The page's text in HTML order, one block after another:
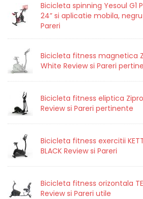
Bicicleta spinning Yesoul G1
24” si aplicatie mobila, negru
Pareri
Bicicleta fitness magnetica
White Review si Pareri
Bicicleta fitness eliptica
Review si Pareri pertinente
Bicicleta fitness exercitii
BLACK Review si Pareri
Bicicleta fitness orizontala
Review si Pareri utile